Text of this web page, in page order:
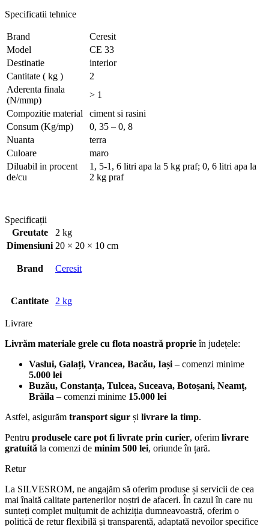
Specificatii tehnice
Brand
Ceresit
Model
CE 33
Destinatie
interior
Cantitate ( kg )
2
Aderenta finala
(N/mmp)
> 1
Compozitie material
ciment si rasini
Consum (Kg/mp)
0, 35 – 0, 8
Nuanta
terra
Culoare
maro
Diluabil in procent
de/cu
1, 5-1, 6 litri apa la 5 kg praf; 0, 6 litri apa la
2 kg praf
Specificații
Greutate
2 kg
Dimensiuni 20 × 20 × 10 cm
Brand Ceresit
Cantitate 2 kg
Livrare
Livrăm materiale grele cu flota noastră proprieîn județele:
Vaslui, Galați, Vrancea, Bacău, Iași– comenzi minime
5.000 lei
Buzău, Constanța, Tulcea, Suceava, Botoșani, Neamț,
Brăila – comenzi minime 15.000 lei
Astfel, asigurăm transport sigur și livrare la timp.
Pentru produsele care pot fi livrate prin curier, oferim livrare
gratuită la comenzi de minim 500 lei, oriunde în țară.
Retur
La SILVESROM, ne angajăm să oferim produse și servicii de cea
mai înaltă calitate partenerilor noștri de afaceri. În cazul în care nu
sunteți complet mulțumit de achiziția dumneavoastră, oferim o
politică de retur flexibilă și transparentă, adaptată nevoilor specifice